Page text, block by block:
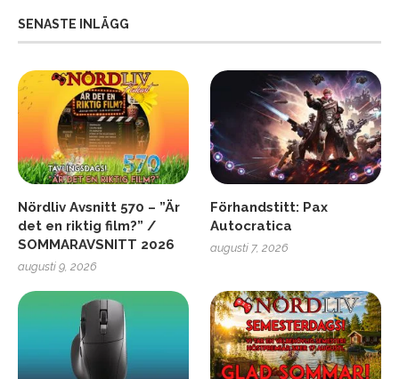
SENASTE INLÄGG
Nördliv Avsnitt 570 – ”Är
det en riktig film?” /
SOMMARAVSNITT 2026
augusti 9, 2026
Förhandstitt: Pax
Autocratica
augusti 7, 2026